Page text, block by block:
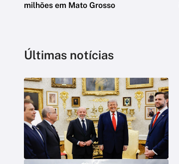
milhões em Mato Grosso
Últimas notícias